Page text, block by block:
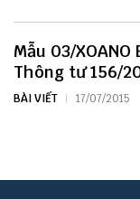
Mẫu 03/
Thông tư 156/
BÀI VIẾT 17/07/2015